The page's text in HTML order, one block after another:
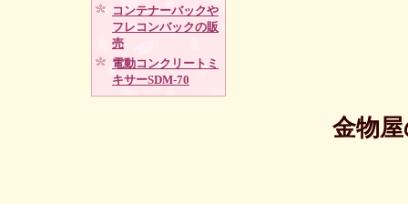
コンテナーバックや
フレコンバックの販
売
電動コンクリートミ
キサーSDM-70
金物